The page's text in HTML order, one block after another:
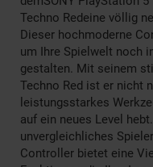
Techno Redeine völlig
Dieser hochmoderne
um Ihre Spielwelt noch
gestalten. Mit seinem
Techno Red ist er nicht
leistungsstarkes
auf ein neues Level
unvergleichliches
Controller bietet eine